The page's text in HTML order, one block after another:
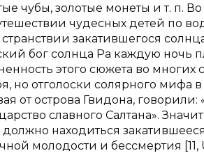
чубы, золотые монеты и т. п.
чудесных детей по
закатившегося
бог солнца Ра каждую ночь
этого сюжета во
но отголоски солярного мифа
от острова Гвидона, говорили:
славного Салтана».
находиться
молодости и бессмертия [11,